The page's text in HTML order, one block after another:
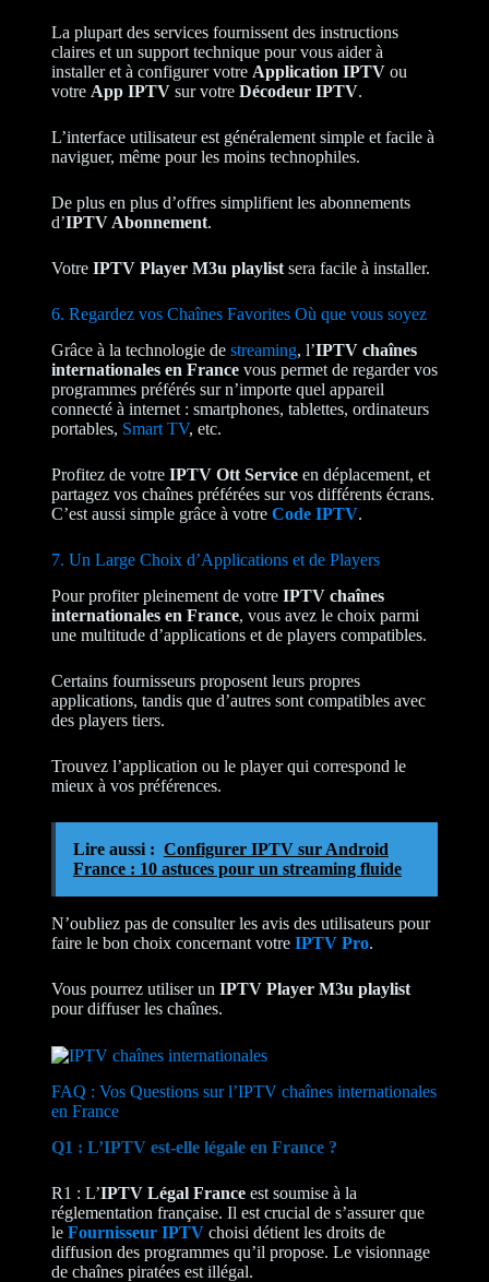
La plupart des services fournissent des instructions
claires et un support technique pour vous aider à
installer et à configurer votre Application IPTVou
votre App IPTVsur votre Décodeur IPTV.
L’interface utilisateur est généralement simple et facile à
naviguer, même pour les moins technophiles.
De plus en plus d’offres simplifient les abonnements
d’IPTV Abonnement.
Votre IPTV Player M3u playlistsera facile à installer.
6. Regardez vos Chaînes Favorites Où que vous soyez
Grâce à la technologie de streaming, l’IPTV chaînes
internationales en Francevous permet de regarder vos
programmes préférés sur n’importe quel appareil
connecté à internet : smartphones, tablettes, ordinateurs
portables, Smart TV, etc.
Profitez de votre IPTV Ott Serviceen déplacement, et
partagez vos chaînes préférées sur vos différents écrans.
C’est aussi simple grâce à votre Code IPTV.
7. Un Large Choix d’Applications et de Players
Pour profiter pleinement de votre IPTV chaînes
internationales en France, vous avez le choix parmi
une multitude d’applications et de players compatibles.
Certains fournisseurs proposent leurs propres
applications, tandis que d’autres sont compatibles avec
des players tiers.
Trouvez l’application ou le player qui correspond le
mieux à vos préférences.
Lire aussi : Configurer IPTV sur Android
France : 10 astuces pour un streaming fluide
N’oubliez pas de consulter les avis des utilisateurs pour
faire le bon choix concernant votre IPTV Pro.
Vous pourrez utiliser un IPTV Player M3u playlist
pour diffuser les chaînes.
FAQ : Vos Questions sur l’IPTV chaînes internationales
en France
Q1 : L’IPTV est-elle légale en France ?
R1 : L’IPTV Légal Franceest soumise à la
réglementation française. Il est crucial de s’assurer que
le Fournisseur IPTV choisi détient les droits de
diffusion des programmes qu’il propose. Le visionnage
de chaînes piratées est illégal.